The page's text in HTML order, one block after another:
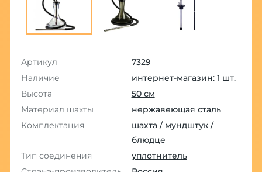
Артикул
7329
Наличие
интернет-магазин: 1 шт.
Высота
50 см
Материал шахты
нержавеющая сталь
Комплектация
шахта / мундштук /
блюдце
Тип соединения
уплотнитель